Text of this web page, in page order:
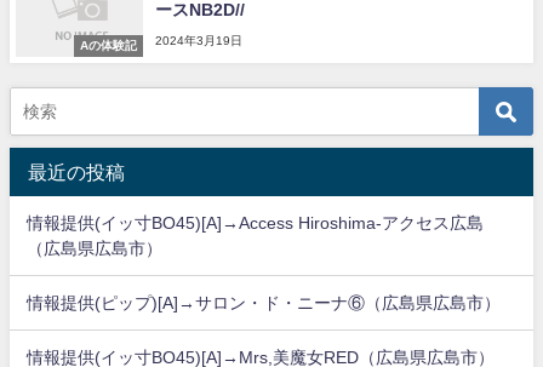
Aの体験記
ースNB2D//
2024年3月19日
最近の投稿
情報提供(イッ寸BO45)[A]→Access Hiroshima-アクセス広島
（広島県広島市）
情報提供(ピップ)[A]→サロン・ド・ニーナ⑥（広島県広島市）
情報提供(イッ寸BO45)[A]→Mrs,美魔女RED（広島県広島市）